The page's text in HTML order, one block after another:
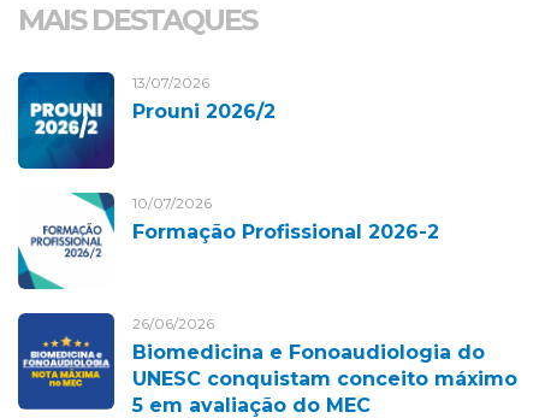
MAIS DESTAQUES
13/07/2026
Prouni 2026/2
10/07/2026
Formação Profissional 2026-2
26/06/2026
Biomedicina e Fonoaudiologia do
UNESC conquistam conceito máximo
5 em avaliação do MEC